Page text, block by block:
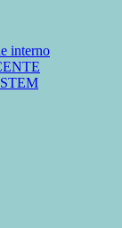
interno